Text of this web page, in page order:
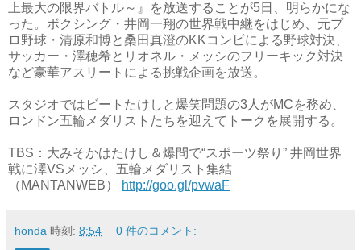
上最大の限界バトル～』を放送することが5日、明らかにな
った。ボクシング・井岡一翔の世界戦中継をはじめ、元プ
ロ野球・清原和博と桑田真澄のKKコンビによる野球対決、
サッカー・澤穂希とリオネル・メッシのフリーキック対決
など豪華アスリートによる挑戦企画を放送。
スタジオではビートたけしと爆笑問題の3人がMCを務め、
ロンドン五輪メダリストたちを迎えてトークを展開する。
TBS：大みそかはたけし＆爆問で“スポーツ祭り” 井岡世界
戦に澤VSメッシ、五輪メダリスト集結
（MANTANWEB）
http://goo.gl/pvwaF
honda 時刻: 8:54 0 件のコメント: